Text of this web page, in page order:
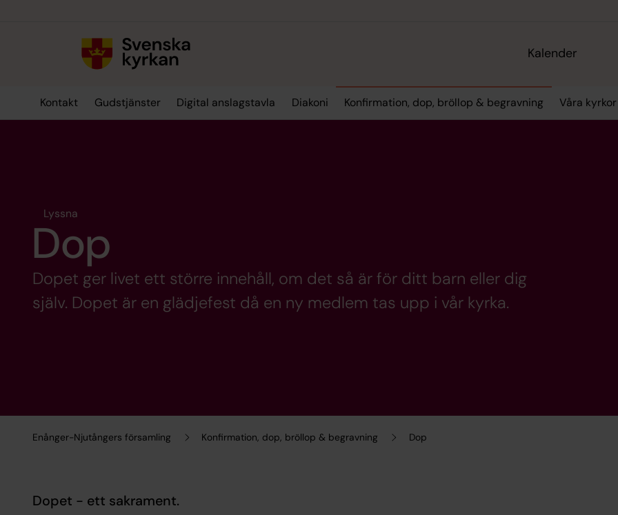
Kalender
Kontakt Gudstjänster Digital anslagstavla Diakoni Konfirmation, dop, bröllop & begravning Våra
Enånger-Njutångers församling Konfirmation, dop, bröllop & begravning Dop
Lyssna
Dop
Dopet ger livet ett större innehåll, om det så är för ditt barn eller dig
själv. Dopet är en glädjefest då en ny medlem tas upp i vår kyrka.
Dopet - ett sakrament.